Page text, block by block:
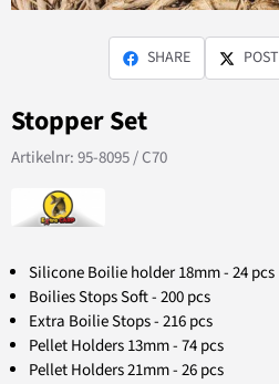
SHARE POST
Stopper Set
Artikelnr:95-8095 / C70
Silicone Boilie holder 18mm - 24 pcs
Boilies Stops Soft - 200 pcs
Extra Boilie Stops - 216 pcs
Pellet Holders 13mm - 74 pcs
Pellet Holders 21mm - 26 pcs